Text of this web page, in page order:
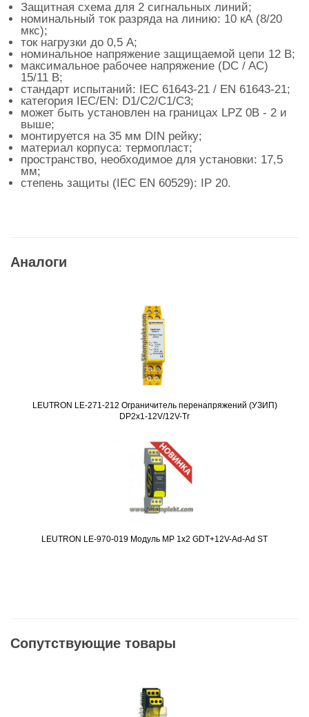
Защитная схема для 2 сигнальных линий;
номинальный ток разряда на линию: 10 кА (8/20
мкс);
ток нагрузки до 0,5 А;
номинальное напряжение защищаемой цепи 12 В;
максимальное рабочее напряжение (DC / AC)
15/11 В;
стандарт испытаний: IEC 61643-21 / EN 61643-21;
категория IEC/EN: D1/C2/C1/C3;
может быть установлен на границах LPZ 0B - 2 и
выше;
монтируется на 35 мм DIN рейку;
материал корпуса: термопласт;
пространство, необходимое для установки: 17,5
мм;
степень защиты (IEC EN 60529): IP 20.
Аналоги
Подробнее
LEUTRON LE-271-212 Ограничитель перенапряжений (УЗИП)
DP2x1-12V/12V-Tr
Подробнее
LEUTRON LE-970-019 Модуль MP 1x2 GDT+12V-Ad-Ad ST
Сопутствующие товары